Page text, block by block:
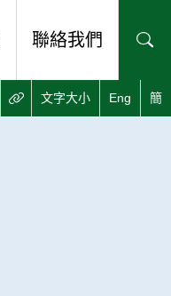
聯絡我們
文字大小 Eng 簡